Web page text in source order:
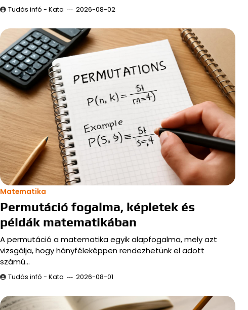
Tudás infó - Kata 2026-08-02
Matematika
Permutáció fogalma, képletek és
példák matematikában
A permutáció a matematika egyik alapfogalma, mely azt
vizsgálja, hogy hányféleképpen rendezhetünk el adott
számú…
Tudás infó - Kata 2026-08-01